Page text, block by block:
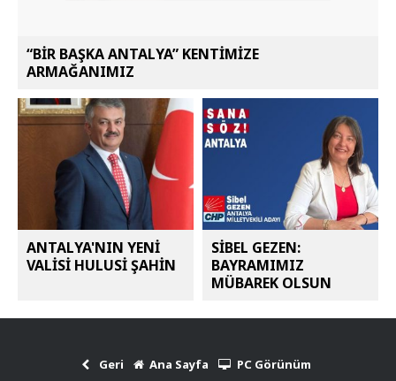
“BİR BAŞKA ANTALYA” KENTİMİZE
ARMAĞANIMIZ
ANTALYA'NIN YENİ
VALİSİ HULUSİ ŞAHİN
SİBEL GEZEN:
BAYRAMIMIZ
MÜBAREK OLSUN
Geri Ana Sayfa PC Görünüm